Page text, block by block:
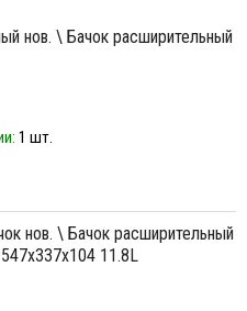
нов. \ Бачoк расширительный
1 шт.
547x337x104 11.8L